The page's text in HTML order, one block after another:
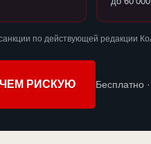
по действующей редакции
РИСКУЮ Бесплатно